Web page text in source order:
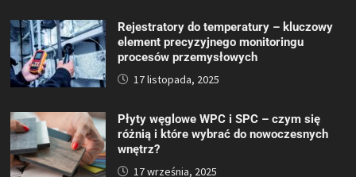
Rejestratory do temperatury – kluczowy
element precyzyjnego monitoringu
procesów przemysłowych
17 listopada, 2025
Płyty węglowe WPC i SPC – czym się
różnią i które wybrać do nowoczesnych
wnętrz?
17 września, 2025